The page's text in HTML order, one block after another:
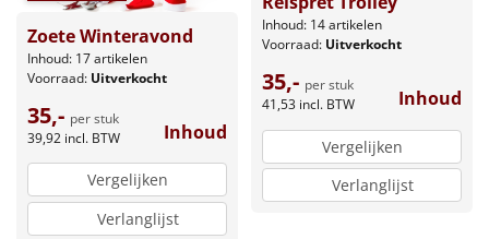
Zoete Winteravond
Inhoud: 17 artikelen
Voorraad: Uitverkocht
35,- per stuk
39,92 incl. BTW Inhoud
Vergelijken
Verlanglijst
Inhoud: 14 artikelen
Voorraad: Uitverkocht
35,- per stuk
41,53 incl. BTW Inhoud
Vergelijken
Verlanglijst